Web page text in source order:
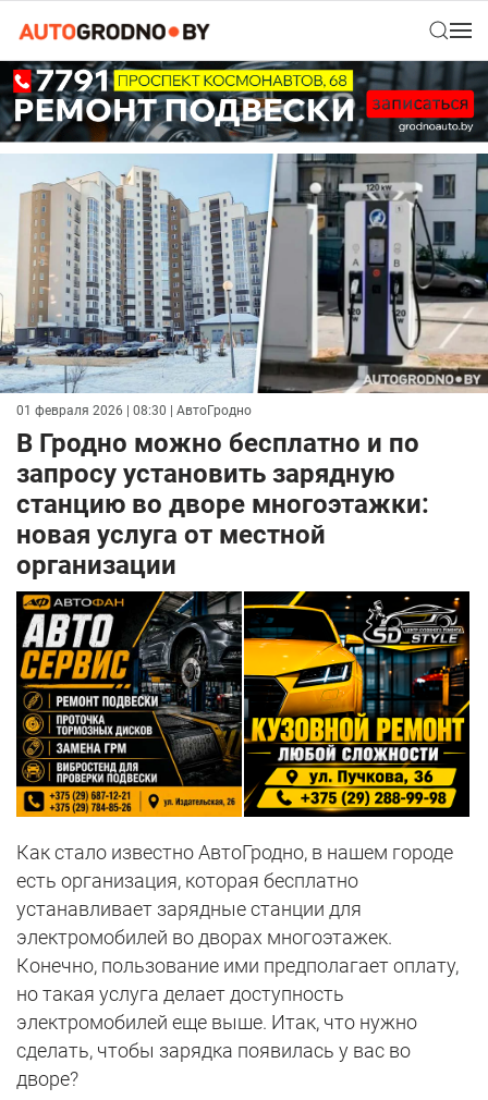
01 февраля 2026 | 08:30 | АвтоГродно
В Гродно можно бесплатно и по
запросу установить зарядную
станцию во дворе многоэтажки:
новая услуга от местной
организации
Как стало известно АвтоГродно, в нашем городе
есть организация, которая бесплатно
устанавливает зарядные станции для
электромобилей во дворах многоэтажек.
Конечно, пользование ими предполагает оплату,
но такая услуга делает доступность
электромобилей еще выше. Итак, что нужно
сделать, чтобы зарядка появилась у вас во
дворе?